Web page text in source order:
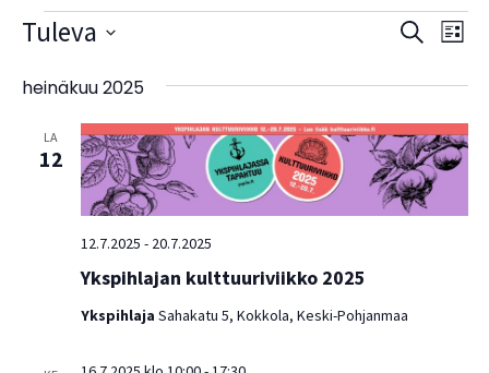
Etsi
aja
Etsi Lista
Tuleva
päivä.
heinäkuu 2025
LA
12
Ykspihlajan kulttuuriviikko 2025
12.7.2025 - 20.7.2025
Ykspihlaja Sahakatu 5, Kokkola, Keski-Pohjanmaa